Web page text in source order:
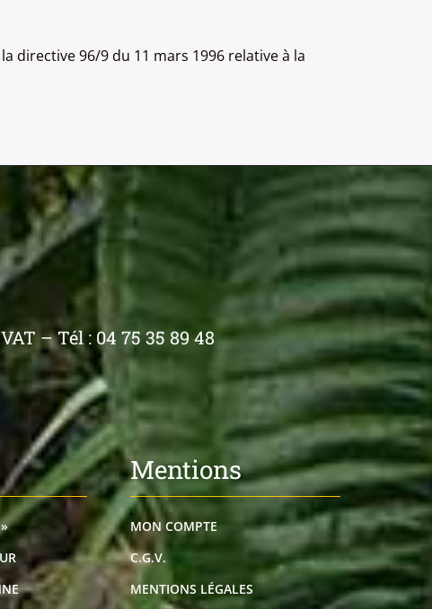
directive 96/9 du 11 mars 1996 relative à la
– Tél : 04 75 35 89 48
Mentions
MON COMPTE
C.G.V.
MENTIONS LÉGALES